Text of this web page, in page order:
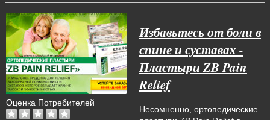
Оценка Потребителей
Избавьтесь от боли в
спине и суставах -
Пластыри ZB Pain
Relief
Несомненно, ортопедические